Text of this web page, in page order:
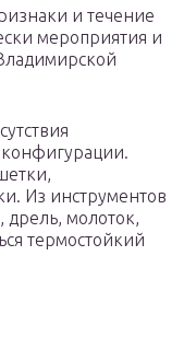
и течение
мероприятия и
конфигурации.
Из инструментов
дрель, молоток,
термостойкий